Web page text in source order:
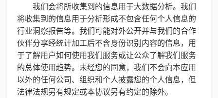
我们会将所收集到的信息用于大数据分析。我们
将收集到的信息用于分析形成不包含任何个人信息的
行业洞察报告等。我们可能对外公开并与我们的合作
伙伴分享经统计加工后不含身份识别内容的信息，用
于了解用户如何使用我们服务或让公众了解我们服务
的总体使用趋势。未经您的同意，我们不会向本应用
以外的任何公司、组织和个人披露您的个人信息，但
法律法规另有规定或本协议另有约定的除外。